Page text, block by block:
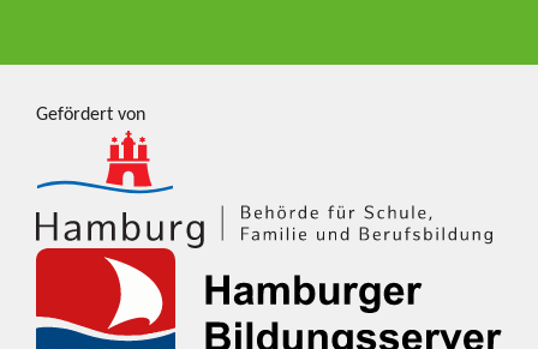
Gefördert von